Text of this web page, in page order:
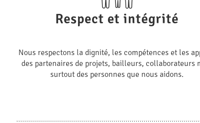
Respect et intégrité
Nous respectons la dignité, les compétences et les
des partenaires de projets, bailleurs, collaborateurs
surtout des personnes que nous aidons.